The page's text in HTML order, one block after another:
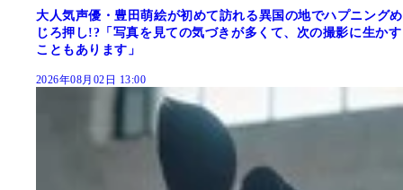
大人気声優・豊田萌絵が初めて訪れる異国の地でハプニングめ
じろ押し!?「写真を見ての気づきが多くて、次の撮影に生かす
こともあります」
2026年08月02日 13:00